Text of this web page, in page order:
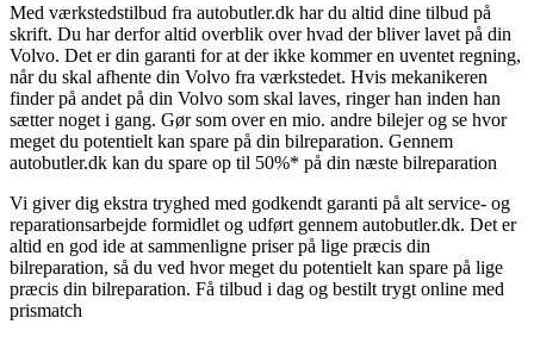
Med værkstedstilbud fra autobutler.dk har du altid dine tilbud på
skrift. Du har derfor altid overblik over hvad der bliver lavet på din
Volvo. Det er din garanti for at der ikke kommer en uventet regning,
når du skal afhente din Volvo fra værkstedet. Hvis mekanikeren
finder på andet på din Volvo som skal laves, ringer han inden han
sætter noget i gang. Gør som over en mio. andre bilejer og se hvor
meget du potentielt kan spare på din bilreparation. Gennem
autobutler.dk kan du spare op til 50%* på din næste bilreparation
Vi giver dig ekstra tryghed med godkendt garanti på alt service- og
reparationsarbejde formidlet og udført gennem autobutler.dk. Det er
altid en god ide at sammenligne priser på lige præcis din
bilreparation, så du ved hvor meget du potentielt kan spare på lige
præcis din bilreparation. Få tilbud i dag og bestilt trygt online med
prismatch